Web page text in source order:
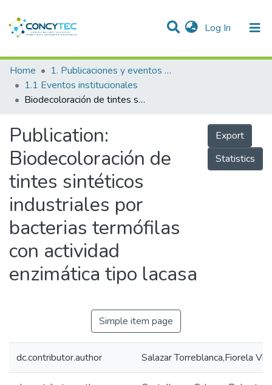
Log In (current)
Communities & Collections
Research Outputs
People
Statistics
Home
1. Publicaciones y eventos institucionales
1.1 Eventos institucionales
Biodecoloración de tintes sintéticos industriales por bacterias termófilas con actividad enzimática tipo lacasa
Publication:
Biodecoloración de
tintes sintéticos
industriales por
bacterias termófilas
con actividad
enzimática tipo lacasa
Export
Statistics
Simple item page
dc.contributor.author Salazar Torreblanca,Fiorela